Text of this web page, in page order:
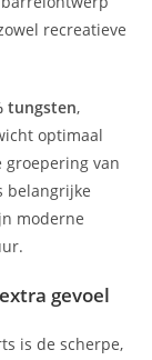
recreatieve
tungsten,
optimaal
groepering van
belangrijke
moderne
gevoel
is de scherpe,